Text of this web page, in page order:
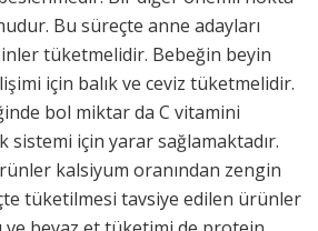
Bu süreçte anne adayları
tüketmelidir. Bebeğin beyin
için balık ve ceviz tüketmelidir.
bol miktar da C vitamini
sistemi için yarar sağlamaktadır.
kalsiyum oranından zengin
tüketilmesi tavsiye edilen ürünler